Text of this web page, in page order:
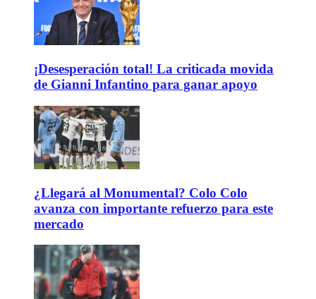
¡Desesperación total! La criticada movida
de Gianni Infantino para ganar apoyo
¿Llegará al Monumental? Colo Colo
avanza con importante refuerzo para este
mercado